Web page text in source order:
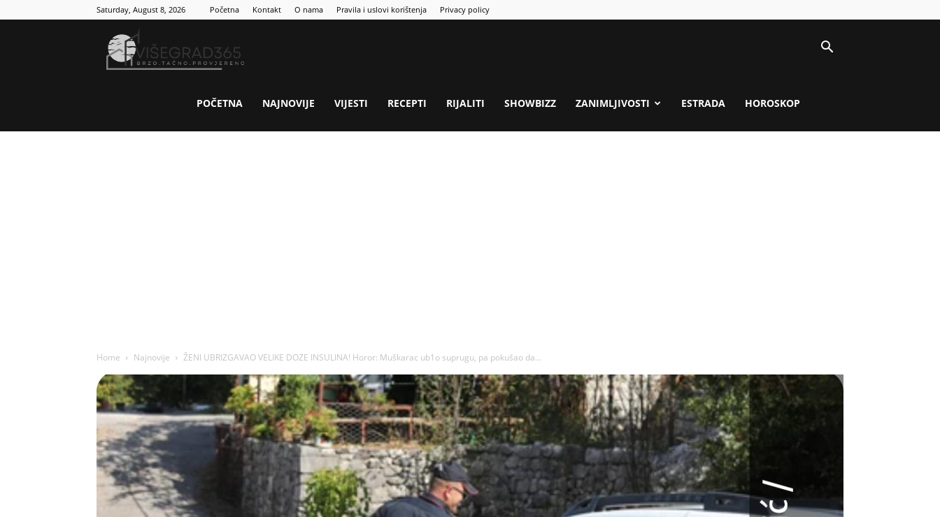
Saturday, August 8, 2026 Početna Kontakt O nama Pravila i uslovi korištenja Privacy policy
365
POČETNA NAJNOVIJE VIJESTI RECEPTI RIJALITI SHOWBIZZ ZANIMLJIVOSTI ESTRADA HOROSKOP
Home Najnovije ŽENI UBRIZGAVAO VELIKE DOZE INSULINA! Horor: Muškarac ub1o suprugu, pa pokušao da...